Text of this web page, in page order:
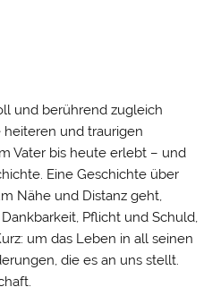
und berührend zugleich
heiteren und traurigen
Vater bis heute erlebt – und
Eine Geschichte über
Nähe und Distanz geht,
Pflicht und Schuld,
um das Leben in all seinen
die es an uns stellt.